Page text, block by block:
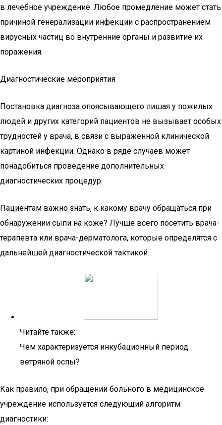
в лечебное учреждение. Любое промедление может стать
причиной генерализации инфекции с распространением
вирусных частиц во внутренние органы и развитие их
поражения.
Диагностические мероприятия
Постановка диагноза опоясывающего лишая у пожилых
людей и других категорий пациентов не вызывает особых
трудностей у врача, в связи с выраженной клинической
картиной инфекции. Однако в ряде случаев может
понадобиться проведение дополнительных
диагностических процедур.
Пациентам важно знать, к какому врачу обращаться при
обнаружении сыпи на коже? Лучше всего посетить врача-
терапевта или врача-дерматолога, которые определятся с
дальнейшей диагностической тактикой.
Читайте также:
Чем характеризуется инкубационный период
ветряной оспы?
Как правило, при обращении больного в медицинское
учреждение используется следующий алгоритм
диагностики: